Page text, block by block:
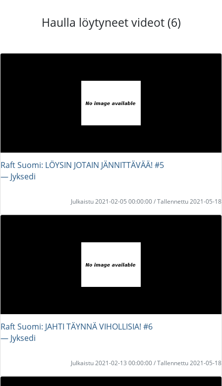
Haulla löytyneet videot (6)
Raft Suomi: LÖYSIN JOTAIN JÄNNITTÄVÄÄ! #5
― Jyksedi
Julkaistu 2021-02-05 00:00:00 / Tallennettu 2021-05-18
Raft Suomi: JAHTI TÄYNNÄ VIHOLLISIA! #6
― Jyksedi
Julkaistu 2021-02-13 00:00:00 / Tallennettu 2021-05-18